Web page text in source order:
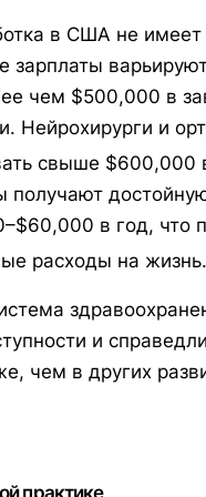
в США не имеет
зарплаты
чем $500,000 в
Нейрохирурги и
свыше $600,000
получают
в год, что
расходы на жизнь.
и
чем в других